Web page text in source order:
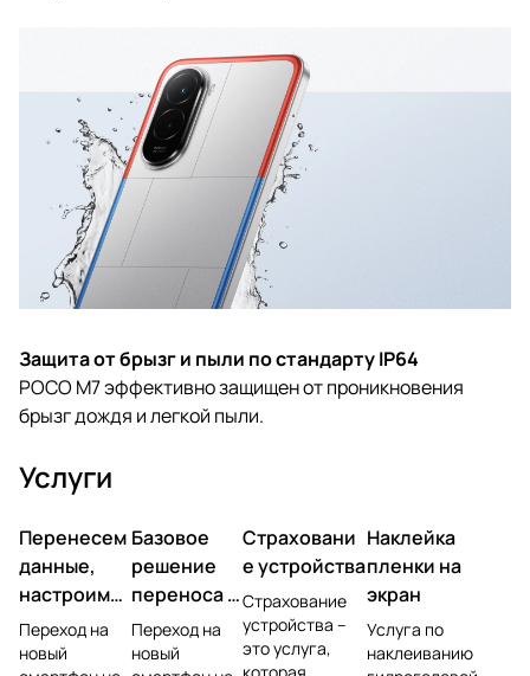
Защита от брызг и пыли по стандарту IP64
POCO M7 эффективно защищен от проникновения
брызг дождя и легкой пыли.
Услуги
Перенесем
данные,
настроим
учетную
запись,
Переход на
новый
Базовое
решение
переноса и
настройки
Переход на
новый
Страховани
е устройства
Страхование
устройства –
это услуга,
Наклейка
пленки на
экран
Услуга по
наклеиванию